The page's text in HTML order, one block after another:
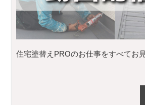
住宅塗替えPROのお仕事をすべてお